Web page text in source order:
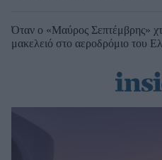
Όταν ο «Μαύρος Σεπτέμβρης»
μακελειό στο αεροδρόμιο του